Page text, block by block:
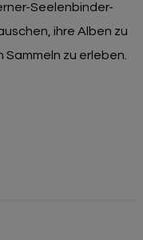
Seelenbinder-
ihre Alben zu
zu erleben.